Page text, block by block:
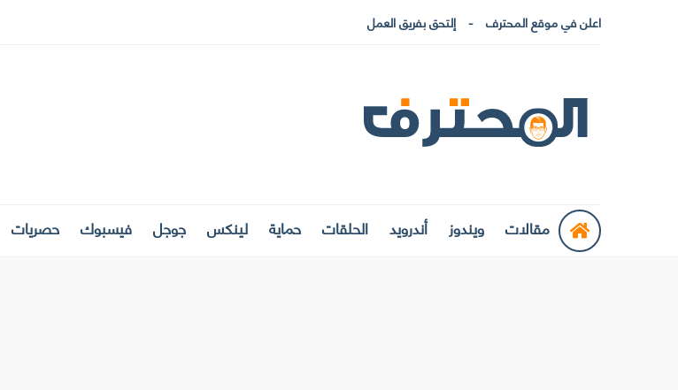
اعلن في موقع المحترف إلتحق بفريق العمل
مقالات ويندوز أندرويد الحلقات حماية لينكس جوجل فيسبوك حصريات